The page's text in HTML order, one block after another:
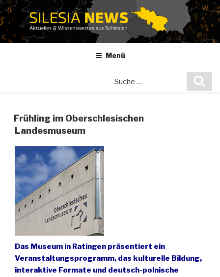
Zum
Inhalt
springen
Menü
Frühling im Oberschlesischen
Landesmuseum
Das Museum in Ratingen präsentiert ein
Veranstaltungsprogramm, das kulturelle Bildung,
interaktive Formate und deutsch-polnische